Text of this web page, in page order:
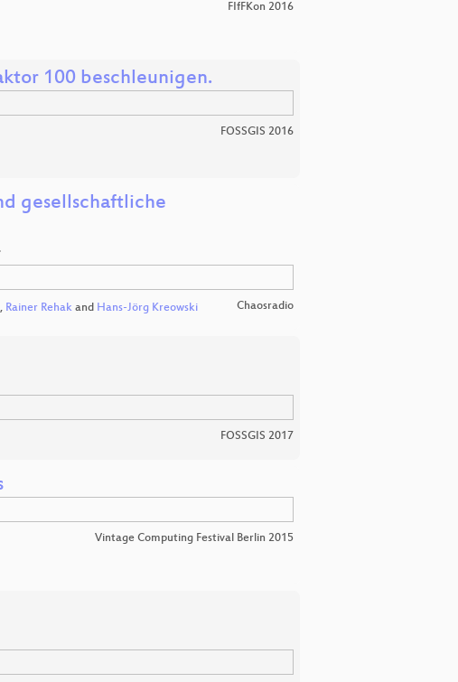
FIfFKon 2016
100 beschleunigen.
FOSSGIS 2016
gesellschaftliche
, Rainer Rehak and Hans-Jörg Kreowski Chaosradio
FOSSGIS 2017
Vintage Computing Festival Berlin 2015